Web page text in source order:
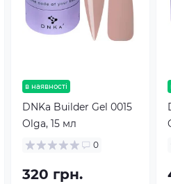
в наявності
DNKa Builder Gel 0015
Olga, 15 мл
0
320 грн.